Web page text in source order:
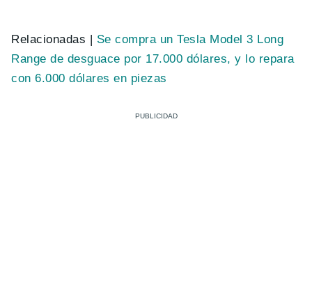
Relacionadas | Se compra un Tesla Model 3 Long
Range de desguace por 17.000 dólares, y lo repara
con 6.000 dólares en piezas